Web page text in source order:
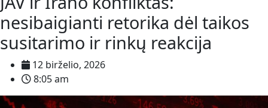
nesibaigianti retorika dėl taikos
susitarimo ir rinkų reakcija
12 birželio, 2026
8:05 am